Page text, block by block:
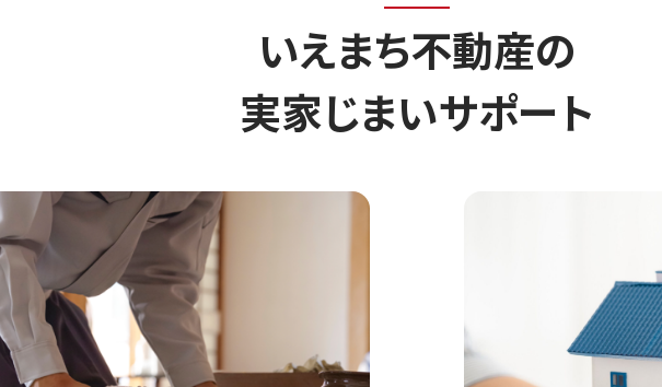
いえまち不動産の
実家じまいサポート